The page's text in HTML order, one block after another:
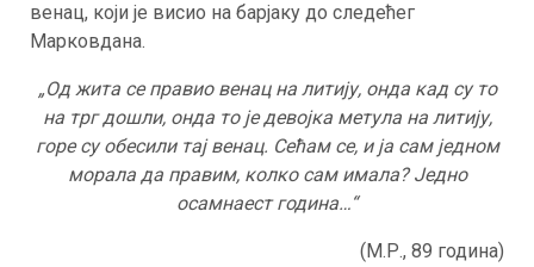
венац, који је висио на барјаку до следећег
Марковдана.
„Од жита се правио венац на литију, онда кад су то
на трг дошли, онда то је девојка метула на литију,
горе су обесили тај венац. Сећам се, и ја сам једном
морала да правим, колко сам имала? Једно
осамнаест година…“
(М.Р., 89 година)